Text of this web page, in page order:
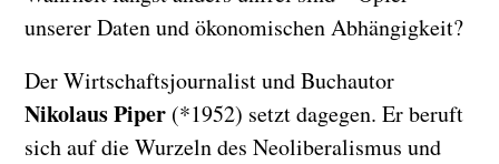
unserer Daten und ökonomischen Abhängigkeit?
Der Wirtschaftsjournalist und Buchautor
NikolausPiper (*1952) setzt dagegen. Er beruft
sich auf die Wurzeln des Neoliberalismus und